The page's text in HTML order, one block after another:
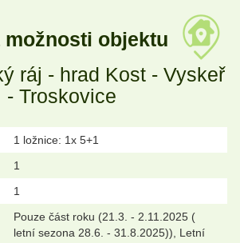
možnosti objektu
ráj - hrad Kost - Vyskeř
- Troskovice
1 ložnice: 1x 5+1
1
1
Pouze část roku (21.3. - 2.11.2025 (
letní sezona 28.6. - 31.8.2025)), Letní